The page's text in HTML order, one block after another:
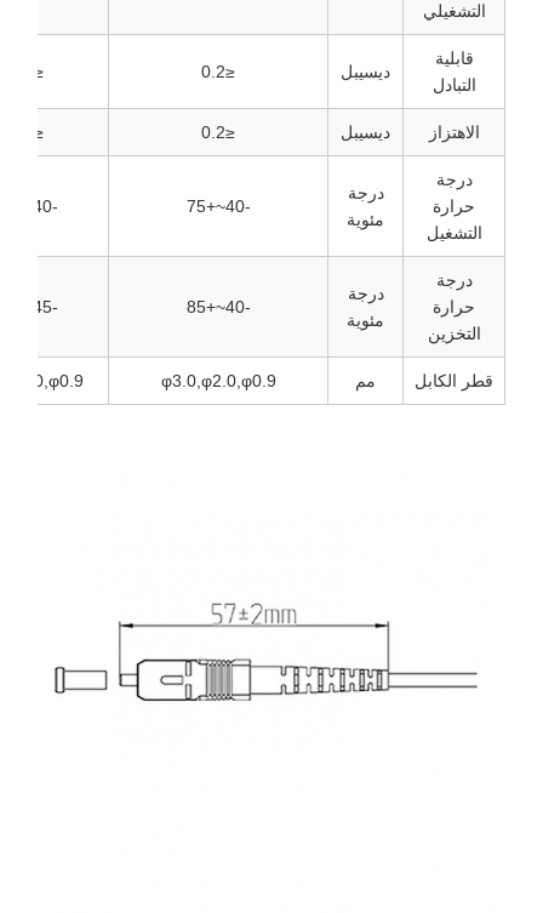
التشغيلي
التبادل
ديسيبل
الاهتزاز ديسيبل
حرارة
التشغيل
حرارة
التخزين
قطر الكابل φ3.0,φ2.0,φ0.9
φ3.0,φ2.0,φ0.9